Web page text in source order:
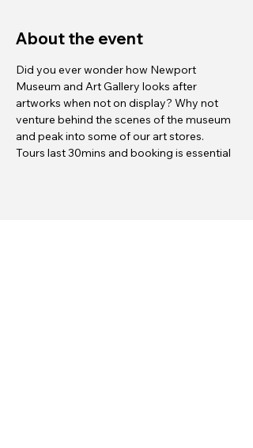
About the event
Did you ever wonder how Newport
Museum and Art Gallery looks after
artworks when not on display? Why not
venture behind the scenes of the museum
and peak into some of our art stores.
Tours last 30mins and booking is essential